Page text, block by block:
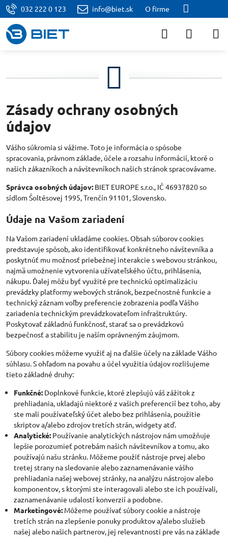
032 222 0 123 info@biet.sk O firme
Zásady ochrany osobných
údajov
Vášho súkromia si vážime. Toto je informácia o spôsobe
spracovania, právnom základe, účele a rozsahu informácií, ktoré o
našich zákazníkoch a návštevníkoch našich stránok spracovávame.
Správca osobných údajov: BIET EUROPE s.r.o., IČ 46937820 so
sídlom Šoltésovej 1995, Trenčín 91101, Slovensko.
Údaje na Vašom zariadení
Na Vašom zariadení ukladáme cookies. Obsah súborov cookies
predstavuje spôsob, ako identifikovať konkrétneho návštevníka a
poskytnúť mu možnosť priebežnej interakcie s webovou stránkou,
najmä umožnenie vytvorenia užívateľského účtu, prihlásenia,
nákupu. Ďalej môžu byť využité pre technickú optimalizáciu
prevádzky platformy webových stránok, bezpečnostné funkcie a
technický záznam voľby preferencie zobrazenia podľa Vášho
zariadenia technickým prevádzkovateľom infraštruktúry.
Poskytovať základnú funkčnosť, starať sa o prevádzkovú
bezpečnosť a stabilitu je naším oprávneným záujmom.
Súbory cookies môžeme využiť aj na ďalšie účely na základe Vášho
súhlasu. S ohľadom na povahu a účel využitia údajov rozlišujeme
tieto základné druhy:
Funkčné: Doplnkové funkcie, ktoré zlepšujú váš zážitok z
prehliadania, ukladajú niektoré z vašich preferencií bez toho, aby
ste mali používateľský účet alebo bez prihlásenia, použitie
skriptov a/alebo zdrojov tretích strán, widgety atď.
Analytické: Používanie analytických nástrojov nám umožňuje
lepšie porozumieť potrebám našich návštevníkov a tomu, ako
používajú našu stránku. Môžeme použiť nástroje prvej alebo
tretej strany na sledovanie alebo zaznamenávanie vášho
prehliadania našej webovej stránky, na analýzu nástrojov alebo
komponentov, s ktorými ste interagovali alebo ste ich používali,
zaznamenávanie udalostí konverzií a podobne.
Marketingové: Môžeme používať súbory cookie a nástroje
tretích strán na zlepšenie ponuky produktov a/alebo služieb
našej alebo našich partnerov, jej relevantnosti pre vás na základe